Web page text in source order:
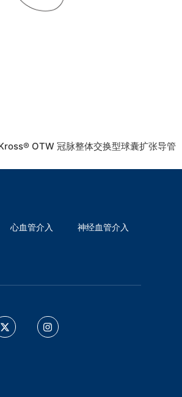
OTW 冠脉整体交换型球囊扩张导管
心血管介入 神经血管介入